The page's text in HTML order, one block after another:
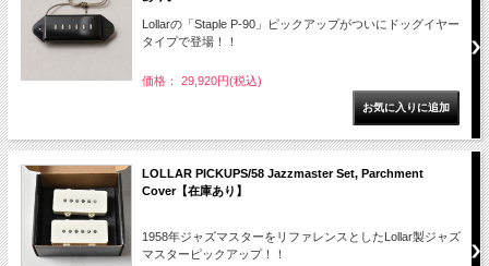
Lollarの「Staple P-90」ピックアップがついにドッグイヤー
タイプで登場！！
価格： 29,920円(税込)
LOLLAR PICKUPS/58 Jazzmaster Set, Parchment
Cover【在庫あり】
1958年ジャズマスターをリファレンスとしたLollar製ジャズ
マスターピックアップ！！